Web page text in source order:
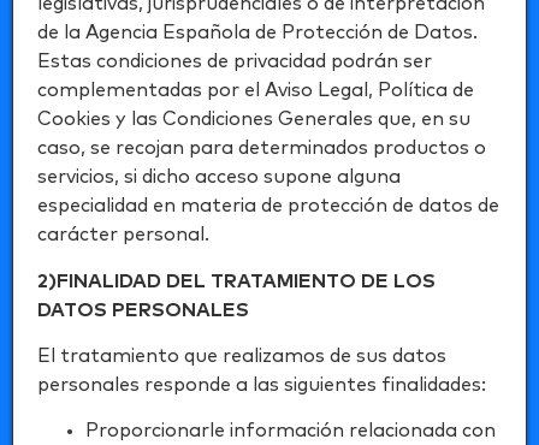
de la Agencia Española de Protección de Datos.
Estas condiciones de privacidad podrán ser
complementadas por el Aviso Legal, Política de
Cookies y las Condiciones Generales que, en su
caso, se recojan para determinados productos o
servicios, si dicho acceso supone alguna
especialidad en materia de protección de datos de
carácter personal.
2)FINALIDAD DEL TRATAMIENTO DE LOS
DATOS PERSONALES
El tratamiento que realizamos de sus datos
personales responde a las siguientes finalidades:
Proporcionarle información relacionada con